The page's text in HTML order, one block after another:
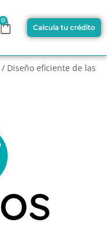
0
Calcula tu crédito
/ Diseño eficiente de las